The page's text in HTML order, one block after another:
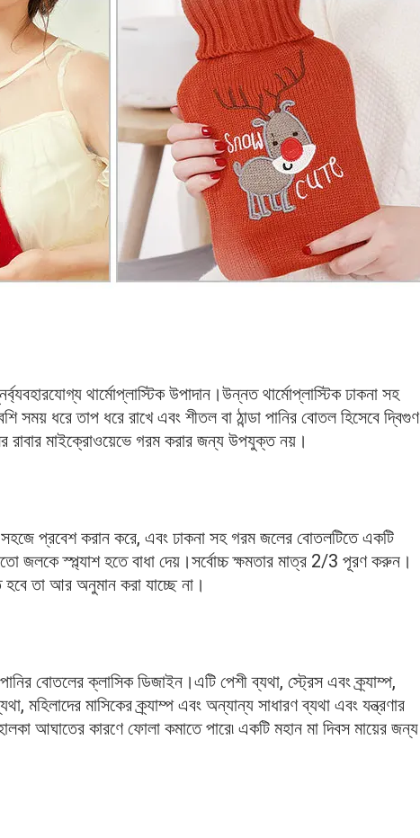
থার্মোপ্লাস্টিক উপাদান।উন্নত থার্মোপ্লাস্টিক ঢাকনা সহ
সময় ধরে তাপ ধরে রাখে এবং শীতল বা ঠান্ডা পানির বোতল হিসেবে দ্বিগুণ
রাবার মাইক্রোওয়েভে গরম করার জন্য উপযুক্ত নয়।
প্রবেশ করান করে, এবং ঢাকনা সহ গরম জলের বোতলটিতে একটি
জলকে স্প্ল্যাশ হতে বাধা দেয়।সর্বোচ্চ ক্ষমতার মাত্র 2/3 পূরণ করুন।
হবে তা আর অনুমান করা যাচ্ছে না।
বোতলের ক্লাসিক ডিজাইন।এটি পেশী ব্যথা, স্ট্রেস এবং ক্র্যাম্প,
মহিলাদের মাসিকের ক্র্যাম্প এবং অন্যান্য সাধারণ ব্যথা এবং যন্ত্রণার
আঘাতের কারণে ফোলা কমাতে পারে৷ একটি মহান মা দিবস মায়ের জন্য